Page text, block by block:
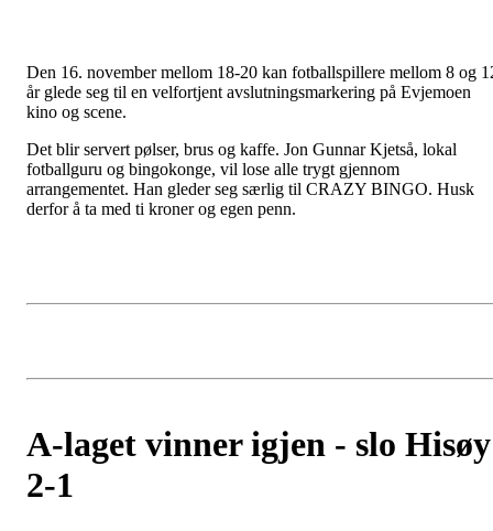
Den 16. november mellom 18-20 kan fotballspillere mellom 8 og
år glede seg til en velfortjent avslutningsmarkering på Evjemoen
kino og scene.
Det blir servert pølser, brus og kaffe. Jon Gunnar Kjetså, lokal
fotballguru og bingokonge, vil lose alle trygt gjennom
arrangementet. Han gleder seg særlig til CRAZY BINGO. Husk
derfor å ta med ti kroner og egen penn.
A-laget vinner igjen - slo Hisøy
2-1